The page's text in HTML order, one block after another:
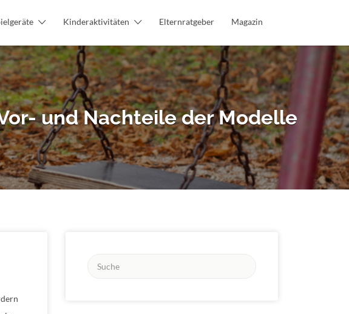
Kinderaktivitäten Elternratgeber Magazin
und Nachteile der Modelle
Suchen